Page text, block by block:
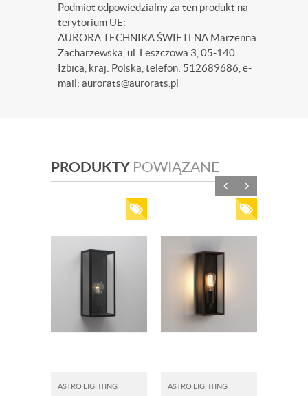
Podmiot odpowiedzialny za ten produkt na
terytorium UE:
AURORA TECHNIKA ŚWIETLNA Marzenna
Zacharzewska, ul. Leszczowa 3, 05-140
Izbica, kraj: Polska, telefon: 512689686, e-
mail: aurorats@aurorats.pl
PRODUKTY POWIĄZANE
ASTRO LIGHTING ASTRO LIGHTING